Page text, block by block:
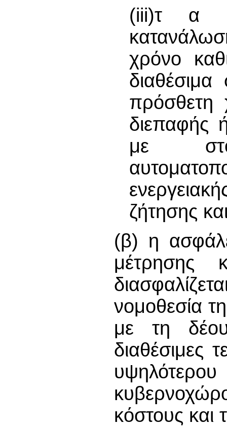
(iii)τ α
χρόνο
διαθέσιμα
πρόσθετη
διεπαφής
με
ζήτησης
(β) η
μέτρησης
νομοθεσία
με τη
διαθέσιμες
κόστους και